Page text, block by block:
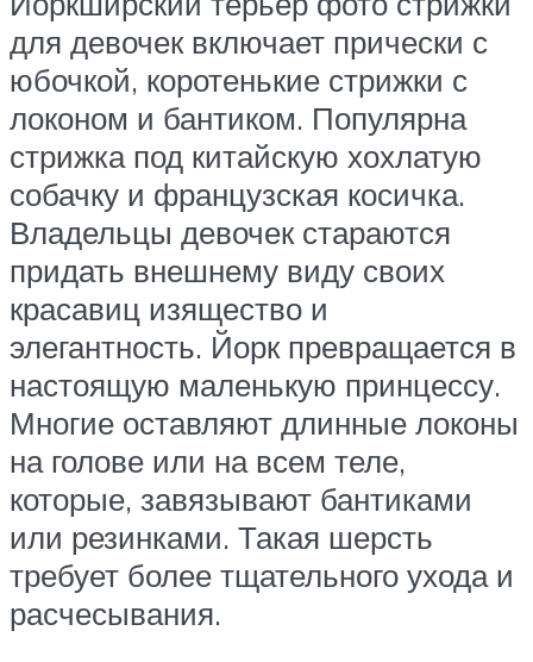
для девочек включает прически с
юбочкой, коротенькие стрижки с
локоном и бантиком. Популярна
стрижка под китайскую хохлатую
собачку и французская косичка.
Владельцы девочек стараются
придать внешнему виду своих
красавиц изящество и
элегантность. Йорк превращается в
настоящую маленькую принцессу.
Многие оставляют длинные локоны
на голове или на всем теле,
которые, завязывают бантиками
или резинками. Такая шерсть
требует более тщательного ухода и
расчесывания.